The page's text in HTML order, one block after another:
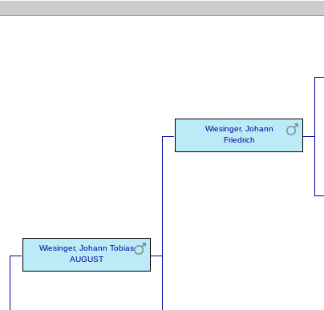
Wiesinger, Johann Tobias
AUGUST
Wiesinger, Johann
Friedrich